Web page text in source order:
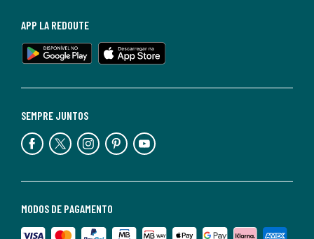
MODOS DE PAGAMENTO
SEMPRE JUNTOS
APP LA REDOUTE